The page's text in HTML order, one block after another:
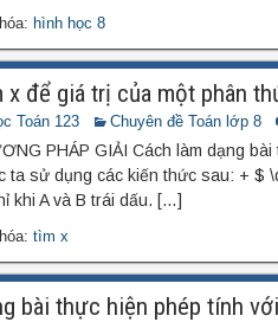
hình học 8
x để giá trị của một phân
Toán 123 Chuyên đề Toán lớp 8
PHÁP GIẢI Cách làm dạng
ta sử dụng các kiến thức sau: + $
khi A và B trái dấu. […]
tìm x
bài thực hiện phép tính